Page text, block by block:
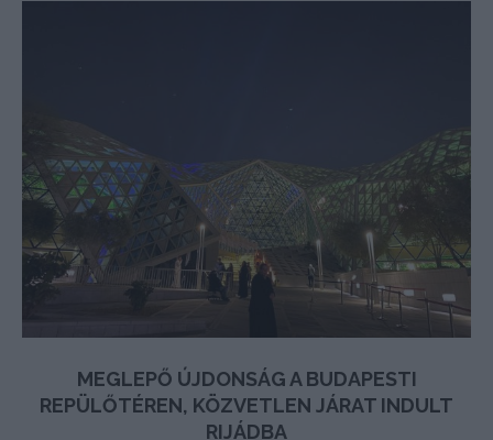
MEGLEPŐ ÚJDONSÁG A BUDAPESTI
REPÜLŐTÉREN, KÖZVETLEN JÁRAT INDULT
RIJÁDBA